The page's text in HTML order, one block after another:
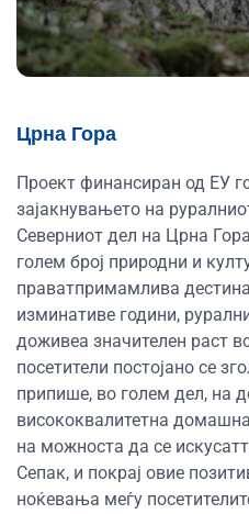
Црна Гора
Проект финансиран од ЕУ
зајакнувањето на
Северниот дел на Црна
голем број природни и
праватпримамлива
изминативе години,
доживеа значителен раст
посетители постојано се
припише, во голем дел, на
висококвалитетна
на можноста да се
Сепак, и покрај овие
ноќевања меѓу